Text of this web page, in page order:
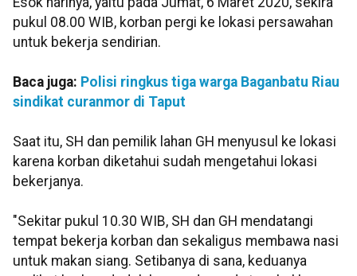
pukul 08.00 WIB, korban pergi ke lokasi persawahan
untuk bekerja sendirian.
Baca juga: Polisi ringkus tiga warga Baganbatu Riau
sindikat curanmor di Taput
Saat itu, SH dan pemilik lahan GH menyusul ke lokasi
karena korban diketahui sudah mengetahui lokasi
bekerjanya.
"Sekitar pukul 10.30 WIB, SH dan GH mendatangi
tempat bekerja korban dan sekaligus membawa nasi
untuk makan siang. Setibanya di sana, keduanya